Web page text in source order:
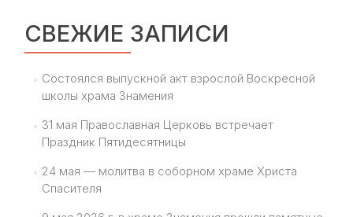
СВЕЖИЕ ЗАПИСИ
Состоялся выпускной акт взрослой Воскресной
школы храма Знамения
31 мая Православная Церковь встречает
Праздник Пятидесятницы
24 мая — молитва в соборном храме Христа
Спасителя